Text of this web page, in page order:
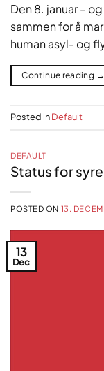
Den 8. januar –
sammen for å
human asyl- og
Continue reading →
Posted inDefault
DEFAULT
Status for
POSTED ON 13.
13
Dec